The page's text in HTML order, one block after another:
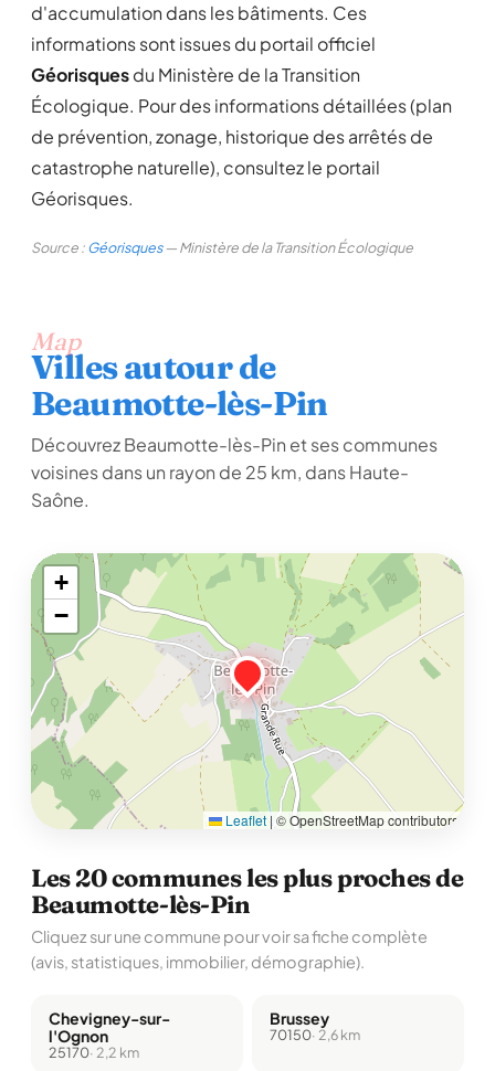
d'accumulation dans les bâtiments. Ces
informations sont issues du portail officiel
Géorisquesdu Ministère de la Transition
Écologique. Pour des informations détaillées (plan
de prévention, zonage, historique des arrêtés de
catastrophe naturelle), consultez le portail
Géorisques.
Source :Géorisques— Ministère de la Transition Écologique
Map
Villes autour de
Beaumotte-lès-Pin
Découvrez Beaumotte-lès-Pin et ses communes
voisines dans un rayon de 25 km, dans Haute-
Saône.
+
−
Leaflet | © OpenStreetMap contributors
Les 20 communes les plus proches de
Beaumotte-lès-Pin
Cliquez sur une commune pour voir sa fiche complète
(avis, statistiques, immobilier, démographie).
Chevigney-sur-
l'Ognon
25170· 2,2 km
Brussey
70150· 2,6 km